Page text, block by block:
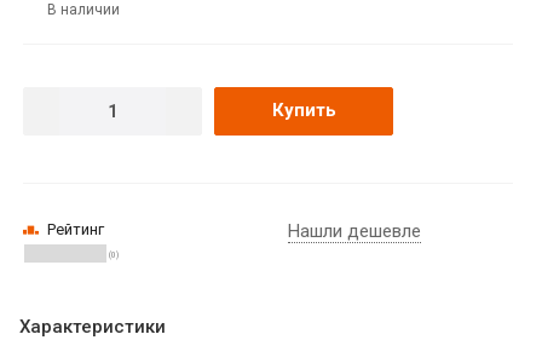
В наличии
Купить
Рейтинг
(0)
Нашли дешевле
Характеристики